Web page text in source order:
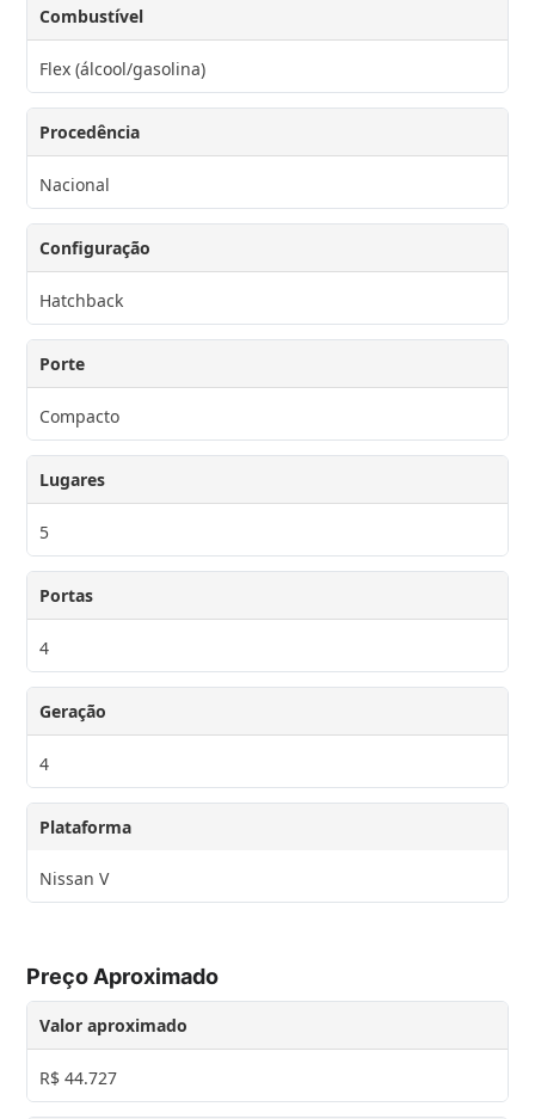
Combustível
Flex (álcool/gasolina)
Procedência
Nacional
Configuração
Hatchback
Porte
Compacto
Lugares
5
Portas
4
Geração
4
Plataforma
Nissan V
Preço Aproximado
Valor aproximado
R$ 44.727